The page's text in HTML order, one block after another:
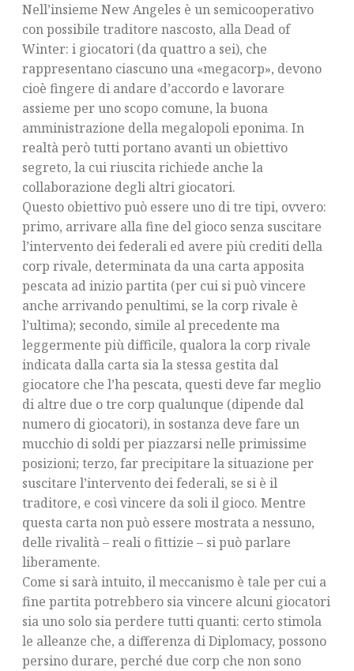
Nell’insieme New Angeles è un semicooperativo
con possibile traditore nascosto, alla Dead of
Winter: i giocatori (da quattro a sei), che
rappresentano ciascuno una «megacorp», devono
cioè fingere di andare d’accordo e lavorare
assieme per uno scopo comune, la buona
amministrazione della megalopoli eponima. In
realtà però tutti portano avanti un obiettivo
segreto, la cui riuscita richiede anche la
collaborazione degli altri giocatori.
Questo obiettivo può essere uno di tre tipi, ovvero:
primo, arrivare alla fine del gioco senza suscitare
l’intervento dei federali ed avere più crediti della
corp rivale, determinata da una carta apposita
pescata ad inizio partita (per cui si può vincere
anche arrivando penultimi, se la corp rivale è
l’ultima); secondo, simile al precedente ma
leggermente più difficile, qualora la corp rivale
indicata dalla carta sia la stessa gestita dal
giocatore che l’ha pescata, questi deve far meglio
di altre due o tre corp qualunque (dipende dal
numero di giocatori), in sostanza deve fare un
mucchio di soldi per piazzarsi nelle primissime
posizioni; terzo, far precipitare la situazione per
suscitare l’intervento dei federali, se si è il
traditore, e così vincere da soli il gioco. Mentre
questa carta non può essere mostrata a nessuno,
delle rivalità – reali o fittizie – si può parlare
liberamente.
Come si sarà intuito, il meccanismo è tale per cui a
fine partita potrebbero sia vincere alcuni giocatori
sia uno solo sia perdere tutti quanti: certo stimola
le alleanze che, a differenza di Diplomacy, possono
persino durare, perché due corp che non sono